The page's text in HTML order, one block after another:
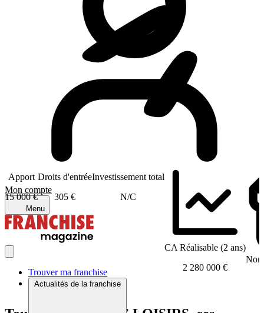
Mon compte
Menu
Trouver ma franchise
Actualités de la franchise
Apport
15 000 €
Droits d'entrée
305 €
Investissement total
N/C
CA Réalisable (2 ans)
2 280 000 €